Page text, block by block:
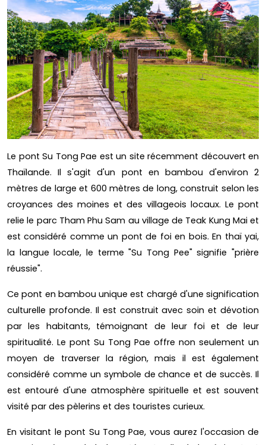
Le pont Su Tong Pae est un site récemment découvert en
Thaïlande. Il s'agit d'un pont en bambou d'environ 2
mètres de large et 600 mètres de long, construit selon les
croyances des moines et des villageois locaux. Le pont
relie le parc Tham Phu Sam au village de Teak Kung Mai et
est considéré comme un pont de foi en bois. En thaï yai,
la langue locale, le terme "Su Tong Pee" signifie "prière
réussie".
Ce pont en bambou unique est chargé d'une signification
culturelle profonde. Il est construit avec soin et dévotion
par les habitants, témoignant de leur foi et de leur
spiritualité. Le pont Su Tong Pae offre non seulement un
moyen de traverser la région, mais il est également
considéré comme un symbole de chance et de succès. Il
est entouré d'une atmosphère spirituelle et est souvent
visité par des pèlerins et des touristes curieux.
En visitant le pont Su Tong Pae, vous aurez l'occasion de